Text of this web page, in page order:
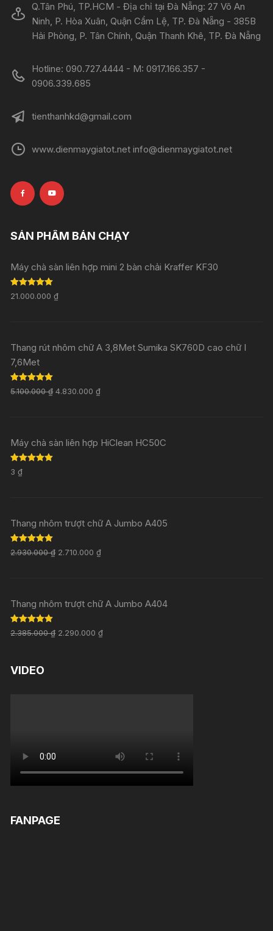
Q.Tân Phú, TP.HCM - Địa chỉ tại Đà Nẵng: 27 Võ An
Ninh, P. Hòa Xuân, Quận Cẩm Lệ, TP. Đà Nẵng - 385B
Hải Phòng, P. Tân Chính, Quận Thanh Khê, TP. Đà Nẵng
Hotline: 090.727.4444 - M: 0917.166.357 -
0906.339.685
tienthanhkd@gmail.com
www.dienmaygiatot.net info@dienmaygiatot.net
SẢN PHẨM BÁN CHẠY
Máy chà sàn liên hợp mini 2 bàn chải Kraffer KF30
Rated5.00
out of 5
21.000.000₫
Thang rút nhôm chữ A 3,8Met Sumika SK760D cao chữ I
7,6Met
Rated5.00
out of 5
5.100.000₫ 4.830.000₫
Máy chà sàn liên hợp HiClean HC50C
Rated
out of 5
3₫
Thang nhôm trượt chữ A Jumbo A405
Rated 5.00
out of 5
2.930.000₫ 2.710.000₫
Thang nhôm trượt chữ A Jumbo A404
Rated 5.00
out of 5
2.385.000₫ 2.290.000₫
VIDEO
FANPAGE